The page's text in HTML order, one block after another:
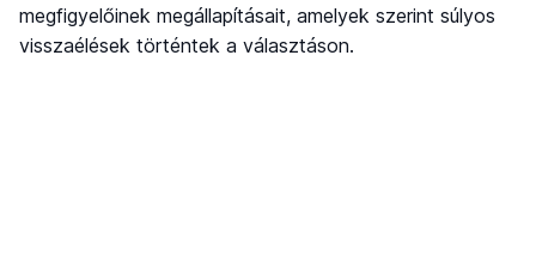
megfigyelőinek megállapításait, amelyek szerint súlyos
visszaélések történtek a választáson.